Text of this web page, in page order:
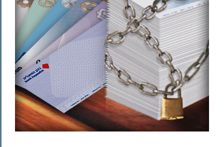
מוגדלת